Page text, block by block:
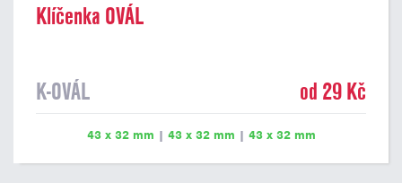
Klíčenka OVÁL
K-OVÁL od 29 Kč
43 x 32 mm | 43 x 32 mm | 43 x 32 mm